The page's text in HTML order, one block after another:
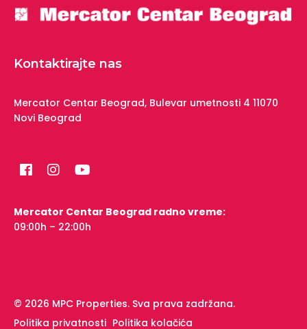
Kontaktirajte nas
Mercator Centar Beograd, Bulevar umetnosti 4 11070
Novi Beograd
Mercator Centar Beograd radno vreme:
09:00h – 22:00h
© 2026 MPC Properties. Sva prava zadržana.
Politika privatnosti Politika kolačića